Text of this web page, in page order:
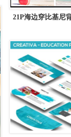
21P海边穿比基尼